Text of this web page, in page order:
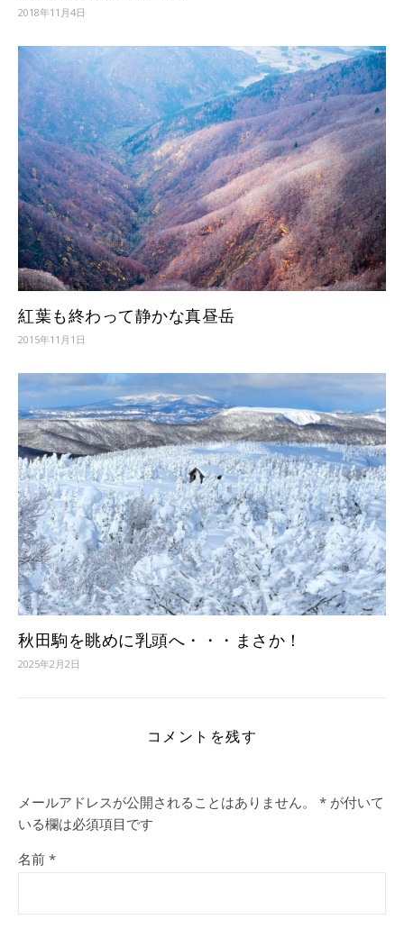
2018年11月4日
紅葉も終わって静かな真昼岳
2015年11月1日
秋田駒を眺めに乳頭へ・・・まさか！
2025年2月2日
コメントを残す
メールアドレスが公開されることはありません。 * が付いて
いる欄は必須項目です
名前 *